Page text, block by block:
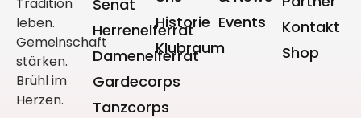
leben.
Gemeinschaft
stärken.
Brühl im
Herzen.
Senat
Herrenelferrat
Damenelferrat
Gardecorps
Tanzcorps
Historie
Klubraum
Events
Kontakt
Shop